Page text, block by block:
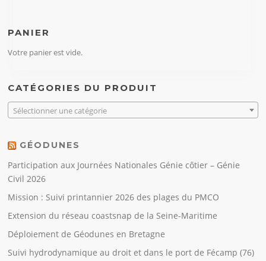
PANIER
Votre panier est vide.
CATÉGORIES DU PRODUIT
Sélectionner une catégorie
GÉODUNES
Participation aux Journées Nationales Génie côtier – Génie
Civil 2026
Mission : Suivi printannier 2026 des plages du PMCO
Extension du réseau coastsnap de la Seine-Maritime
Déploiement de Géodunes en Bretagne
Suivi hydrodynamique au droit et dans le port de Fécamp (76)